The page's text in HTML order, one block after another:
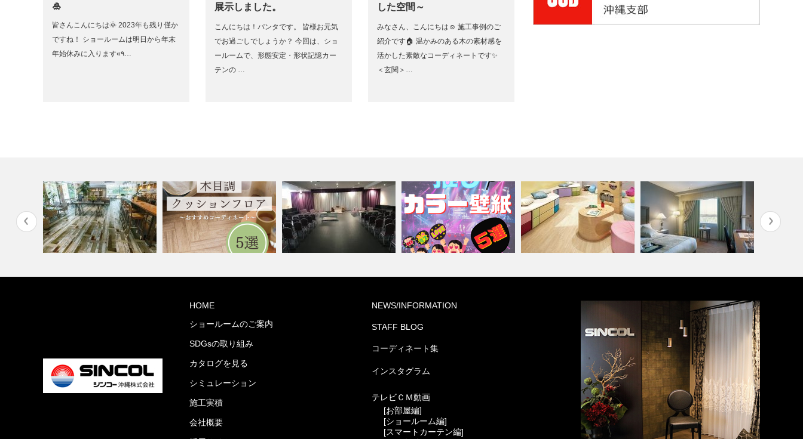
🎍
皆さんこんにちは🌞 2023年も残り僅か
ですね！ ショールームは明日から年末
年始休みに入ります«٩…
展示しました。
こんにちは！パンタです。 皆様お元気
でお過ごしでしょうか？ 今回は、ショ
ールームで、形態安定・形状記憶カー
テンの …
した空間～
みなさん、こんにちは☺ 施工事例のご
紹介です🏠 温かみのある木の素材感を
活かした素敵なコーディネートです✨
＜玄関＞…
ョンフロア5…
葬祭ホール いなんせ会館
ド編-
ホテル(コーディネート集)
HOME
ショールームのご案内
SDGsの取り組み
カタログを見る
シミュレーション
施工実積
会社概要
NEWS/INFORMATION
STAFF BLOG
コーディネート集
インスタグラム
テレビＣＭ動画
[お部屋編]
[ショールーム編]
[スマートカーテン編]